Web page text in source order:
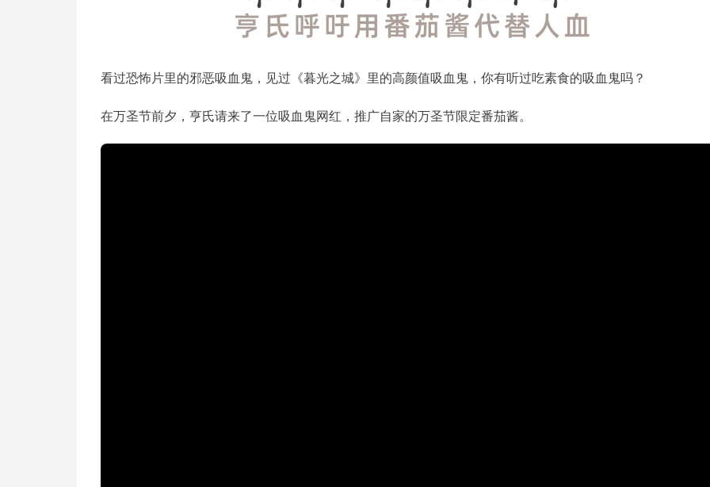
看过恐怖片里的邪恶吸血鬼，见过《暮光之城》里的高颜值吸血鬼，你有听过吃素食的吸血鬼吗？
在万圣节前夕，亨氏请来了一位吸血鬼网红，推广自家的万圣节限定番茄酱。